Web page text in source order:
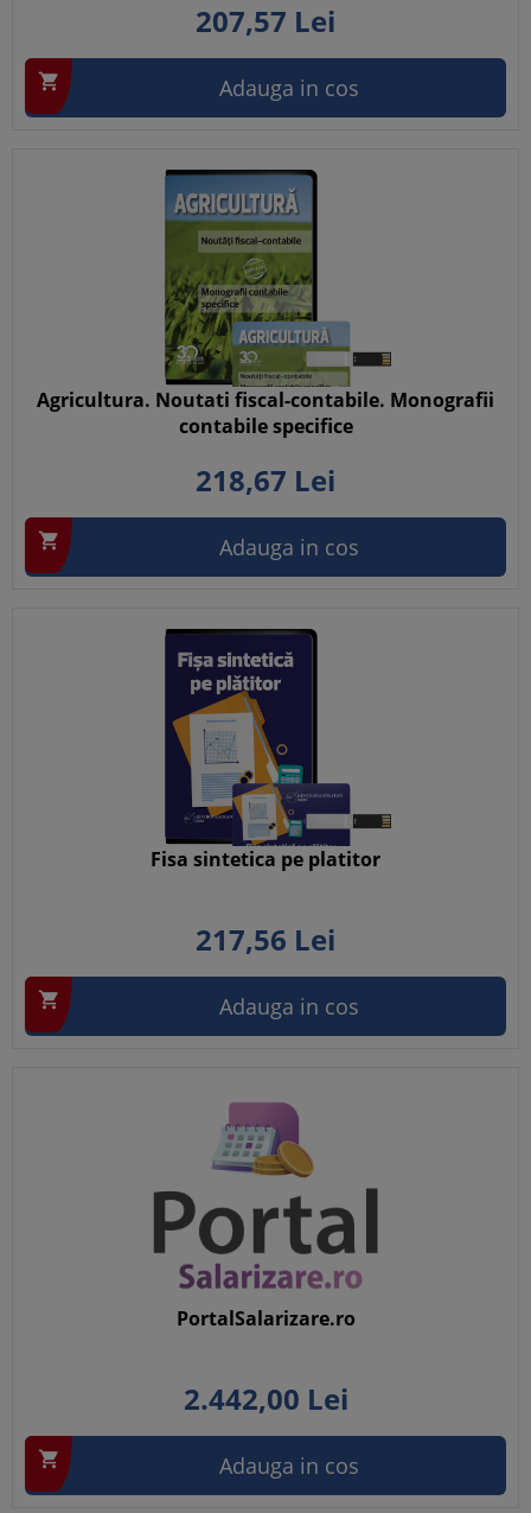
207,57 Lei
 Adauga in cos
Agricultura. Noutati fiscal-contabile. Monografii
contabile specifice
218,67 Lei
 Adauga in cos
Fisa sintetica pe platitor
217,56 Lei
 Adauga in cos
PortalSalarizare.ro
2.442,00 Lei
 Adauga in cos